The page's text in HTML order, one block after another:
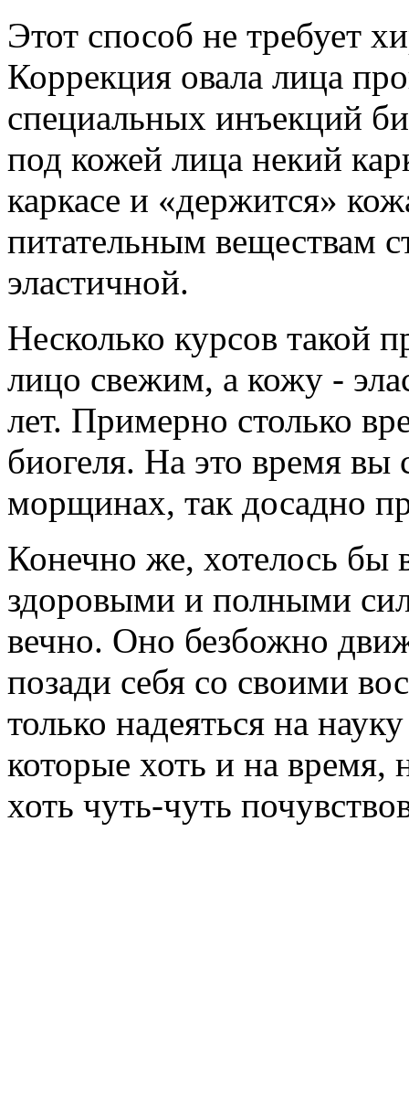
Этот способ не требует
Коррекция овала лица
специальных инъекций
под кожей лица некий
каркасе и «держится»
питательным веществам
эластичной.
Несколько курсов такой
лицо свежим, а кожу -
лет. Примерно столько
биогеля. На это время вы
морщинах, так досадно
Конечно же, хотелось бы
здоровыми и полными
вечно. Оно безбожно
позади себя со своими
только надеяться на
которые хоть и на
хоть чуть-чуть